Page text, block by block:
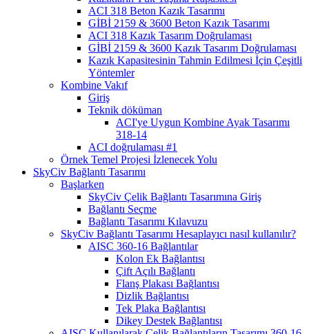
ACI 318 Beton Kazık Tasarımı
GİBİ 2159 & 3600 Beton Kazık Tasarımı
ACI 318 Kazık Tasarım Doğrulaması
GİBİ 2159 & 3600 Kazık Tasarım Doğrulaması
Kazık Kapasitesinin Tahmin Edilmesi İçin Çeşitli
Yöntemler
Kombine Vakıf
Giriş
Teknik döküman
ACI'ye Uygun Kombine Ayak Tasarımı
318-14
ACI doğrulaması #1
Örnek Temel Projesi İzlenecek Yolu
SkyCiv Bağlantı Tasarımı
Başlarken
SkyCiv Çelik Bağlantı Tasarımına Giriş
Bağlantı Seçme
Bağlantı Tasarımı Kılavuzu
SkyCiv Bağlantı Tasarımı Hesaplayıcı nasıl kullanılır?
AISC 360-16 Bağlantılar
Kolon Ek Bağlantısı
Çift Açılı Bağlantı
Flanş Plakası Bağlantısı
Dizlik Bağlantısı
Tek Plaka Bağlantısı
Dikey Destek Bağlantısı